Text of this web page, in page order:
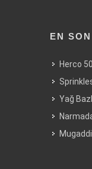
EN
Herco
Yağ